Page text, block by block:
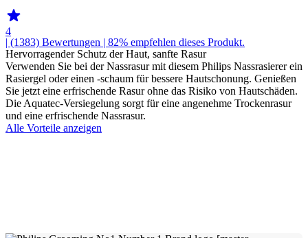
4
| (1383) Bewertungen | 82% empfehlen dieses Produkt.
Hervorragender Schutz der Haut, sanfte Rasur
Verwenden Sie bei der Nassrasur mit diesem Philips Nassrasierer ein
Rasiergel oder einen -schaum für bessere Hautschonung. Genießen
Sie jetzt eine erfrischende Rasur ohne das Risiko von Hautschäden.
Die Aquatec-Versiegelung sorgt für eine angenehme Trockenrasur
und eine erfrischende Nassrasur.
Alle Vorteile anzeigen